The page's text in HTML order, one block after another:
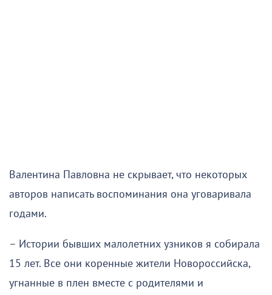
Валентина Павловна не скрывает, что некоторых
авторов написать воспоминания она уговаривала
годами.
– Истории бывших малолетних узников я собирала
15 лет. Все они коренные жители Новороссийска,
угнанные в плен вместе с родителями и